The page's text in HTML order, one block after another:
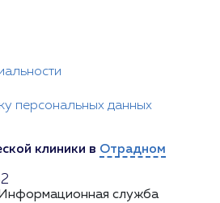
персональных данных
клиники в Отрадном
Информационная служба